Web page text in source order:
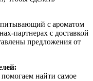
с ароматом
партнерах с доставкой
предложения от
найти самое